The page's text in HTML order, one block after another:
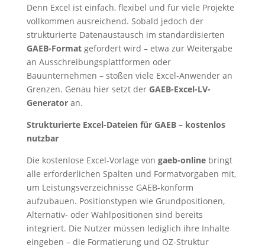
Denn Excel ist einfach, flexibel und für viele Projekte
vollkommen ausreichend. Sobald jedoch der
strukturierte Datenaustausch im standardisierten
GAEB-Formatgefordert wird – etwa zur Weitergabe
an Ausschreibungsplattformen oder
Bauunternehmen – stoßen viele Excel-Anwender an
Grenzen. Genau hier setzt der GAEB-Excel-LV-
Generatoran.
Strukturierte Excel-Dateien für GAEB – kostenlos
nutzbar
Die kostenlose Excel-Vorlage von gaeb-onlinebringt
alle erforderlichen Spalten und Formatvorgaben mit,
um Leistungsverzeichnisse GAEB-konform
aufzubauen. Positionstypen wie Grundpositionen,
Alternativ- oder Wahlpositionen sind bereits
integriert. Die Nutzer müssen lediglich ihre Inhalte
eingeben – die Formatierung und OZ-Struktur